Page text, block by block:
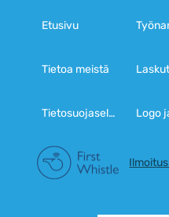
Etusivu
Tietoa meistä
Tietosuojaseloste Logo